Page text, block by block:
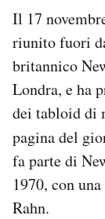
I MIEI
SHOP
CALENDARIO
AREA
Il 17
riunito fuori
britannico
Londra, e ha
dei tabloid di
pagina del
fa parte di
1970, con
Rahn.